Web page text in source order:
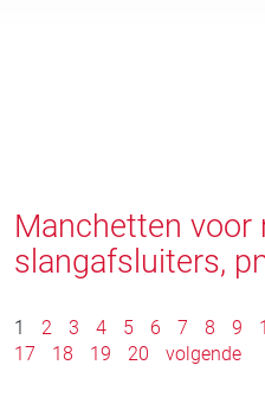
Manchetten voor
slangafsluiters,
1 2 3 4 5 6 7 8 9
17
18 19 20 volgende